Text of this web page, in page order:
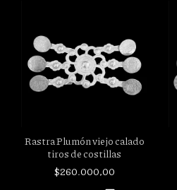
Rastra Plumón viejo calado
tiros de costillas
$260.000,00